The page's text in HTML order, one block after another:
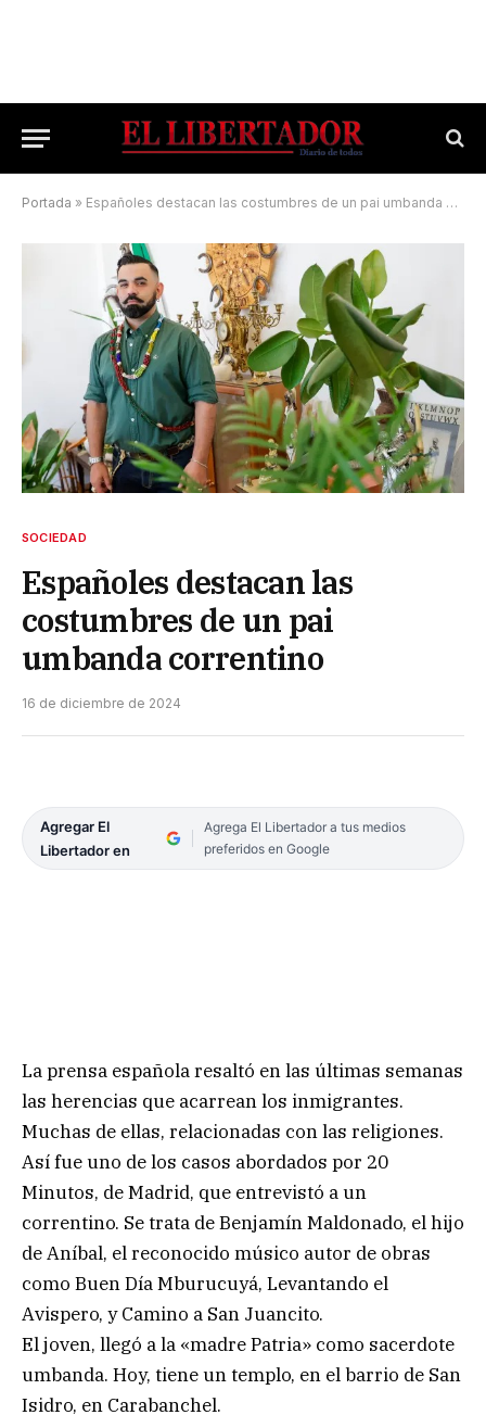
Portada » Españoles destacan las costumbres de un pai umbanda correntino
SOCIEDAD
Españoles destacan las
costumbres de un pai
umbanda correntino
16 de diciembre de 2024
Agregar El
Libertador en
Agrega El Libertador a tus medios
preferidos en Google
La prensa española resaltó en las últimas semanas
las herencias que acarrean los inmigrantes.
Muchas de ellas, relacionadas con las religiones.
Así fue uno de los casos abordados por 20
Minutos, de Madrid, que entrevistó a un
correntino. Se trata de Benjamín Maldonado, el hijo
de Aníbal, el reconocido músico autor de obras
como Buen Día Mburucuyá, Levantando el
Avispero, y Camino a San Juancito.
El joven, llegó a la «madre Patria» como sacerdote
umbanda. Hoy, tiene un templo, en el barrio de San
Isidro, en Carabanchel.